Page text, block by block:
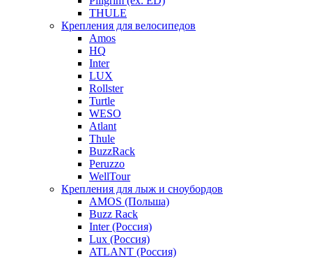
THULE
Крепления для велосипедов
Amos
HQ
Inter
LUX
Rollster
Turtle
WESO
Atlant
Thule
BuzzRack
Peruzzo
WellTour
Крепления для лыж и сноубордов
AMOS (Польша)
Buzz Rack
Inter (Россия)
Lux (Россия)
ATLANT (Россия)